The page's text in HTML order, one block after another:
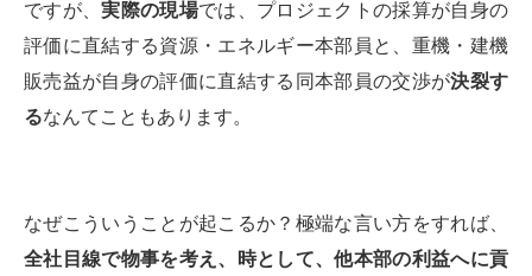
ですが、実際の現場では、プロジェクトの採算が自身の
評価に直結する資源・エネルギー本部員と、重機・建機
販売益が自身の評価に直結する同本部員の交渉が決裂す
るなんてこともあります。
なぜこういうことが起こるか？極端な言い方をすれば、
全社目線で物事を考え、時として、他本部の利益へに貢